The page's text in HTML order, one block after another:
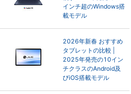
インチ超のWindows搭
載モデル
2026年新春 おすすめ
タブレットの比較 |
2025年発売の10イン
チクラスのAndroid及
びiOS搭載モデル